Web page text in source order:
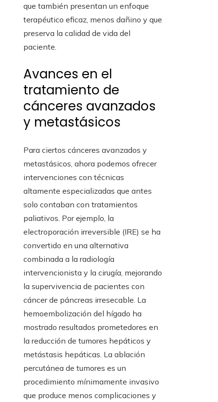
que también presentan un enfoque
terapéutico eficaz, menos dañino y que
preserva la calidad de vida del
paciente.
Avances en el
tratamiento de
cánceres avanzados
y metastásicos
Para ciertos cánceres avanzados y
metastásicos, ahora podemos ofrecer
intervenciones con técnicas
altamente especializadas que antes
solo contaban con tratamientos
paliativos. Por ejemplo, la
electroporación irreversible (IRE) se ha
convertido en una alternativa
combinada a la radiología
intervencionista y la cirugía, mejorando
la supervivencia de pacientes con
cáncer de páncreas irresecable. La
hemoembolización del hígado ha
mostrado resultados prometedores en
la reducción de tumores hepáticos y
metástasis hepáticas. La ablación
percutánea de tumores es un
procedimiento mínimamente invasivo
que produce menos complicaciones y